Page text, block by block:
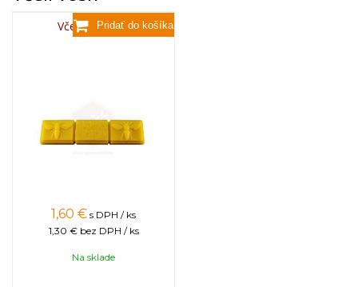
Včelí vosk,80g
1,60 € s DPH / ks
1,30 € bez DPH / ks
Na sklade